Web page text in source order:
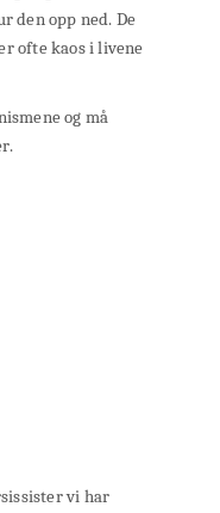
den opp ned. De
ofte kaos i livene
og må
vi har